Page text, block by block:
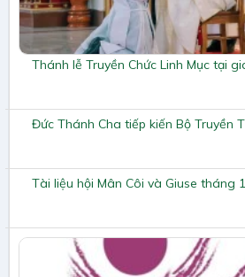
Thánh lễ Truyền Chức Linh Mục tại
Đức Thánh Cha tiếp kiến Bộ Truyền
Tài liệu hội Mân Côi và Giuse tháng